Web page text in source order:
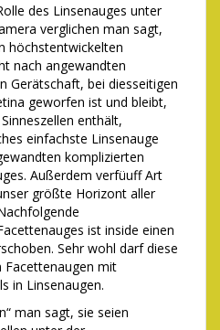
des Linsenauges unter
verglichen man sagt,
höchstentwickelten
nach angewandten
Gerätschaft, bei diesseitigen
geworfen ist und bleibt,
enthält,
einfachste Linsenauge
komplizierten
Außerdem verfüuff Art
größte Horizont aller
ist inside einen
Sehr wohl darf diese
Facettenaugen mit
in Linsenaugen.
man sagt, sie seien